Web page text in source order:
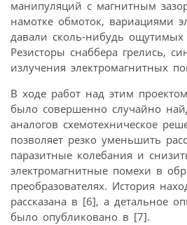
манипуляций с магнитным
намотке обмоток, вариациями
давали сколь-нибудь ощутимых
Резисторы снаббера грелись,
излучения электромагнитных
В ходе работ над этим
было совершенно случайно
аналогов схемотехническое
позволяет резко уменьшить
паразитные колебания и
электромагнитные помехи в
преобразователях. История
рассказана в [6], а детальное
было опубликовано в [7].